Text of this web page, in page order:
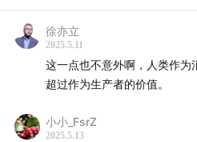
路。
还是，实际是一次机遇！
徐亦立
2025.5.11
这一点也不意外啊，人类作为
超过作为生产者的价值。
小小_FsrZ
2025.5.13